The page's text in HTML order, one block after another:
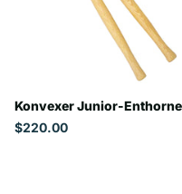
Konvexer Junior-
$220.00